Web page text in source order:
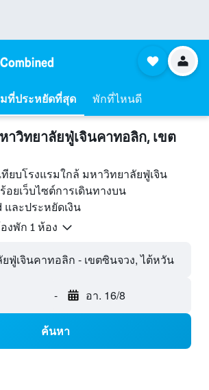
ที่ประหยัดที่สุด พักที่ไหนดี
าวิทยาลัยฟู่เจินคาทอลิก, เขต
ยบโรงแรมใกล้ มหาวิทยาลัยฟู่เจิน
ยเว็บไซต์การเดินทางบน
และประหยัดเงิน
งพัก 1 ห้อง
ฟู่เจินคาทอลิก - เขตซินจวง, ไต้หวัน
- อา. 16/8
ค้นหา